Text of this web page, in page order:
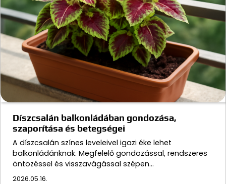
Díszcsalán balkonládában gondozása,
szaporítása és betegségei
A díszcsalán színes leveleivel igazi éke lehet
balkonládánknak. Megfelelő gondozással, rendszeres
öntözéssel és visszavágással szépen…
2026.05.16.